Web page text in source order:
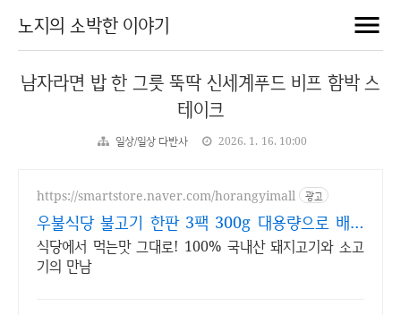
노지의 소박한 이야기
남자라면 밥 한 그릇 뚝딱 신세계푸드 비프 함박 스
테이크
일상/일상 다반사 2026. 1. 16. 10:00
https://smartstore.naver.com/horangyimall 광고
우불식당 불고기 한판 3팩 300g 대용량으로 배부
르게
식당에서 먹는맛 그대로! 100% 국내산 돼지고기와 소고
기의 만남